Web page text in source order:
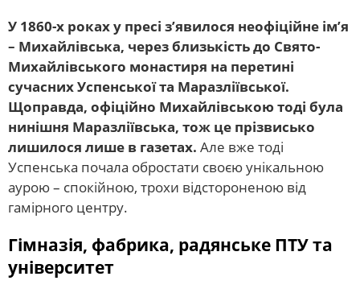
У 1860-х роках у пресі з’явилося неофіційне ім’я
– Михайлівська, через близькість до Свято-
Михайлівського монастиря на перетині
сучасних Успенської та Маразліївської.
Щоправда, офіційно Михайлівською тоді була
нинішня Маразліївська, тож це прізвисько
лишилося лише в газетах. Але вже тоді
Успенська почала обростати своєю унікальною
аурою – спокійною, трохи відстороненою від
гамірного центру.
Гімназія, фабрика, радянське ПТУ та
університет